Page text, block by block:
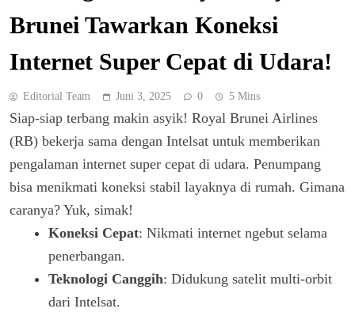
Brunei Tawarkan Koneksi
Internet Super Cepat di Udara!
Editorial Team Juni 3, 2025 0 5 Mins
Siap-siap terbang makin asyik! Royal Brunei Airlines
(RB) bekerja sama dengan Intelsat untuk memberikan
pengalaman internet super cepat di udara. Penumpang
bisa menikmati koneksi stabil layaknya di rumah. Gimana
caranya? Yuk, simak!
Koneksi Cepat: Nikmati internet ngebut selama
penerbangan.
Teknologi Canggih: Didukung satelit multi-orbit
dari Intelsat.